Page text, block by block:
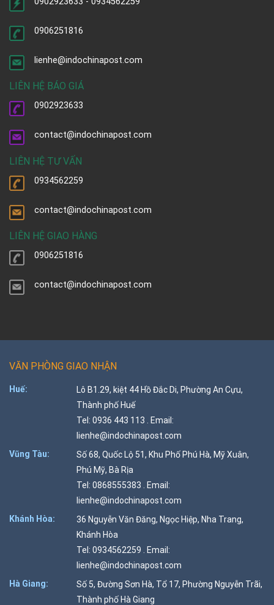
0906251816
lienhe@indochinapost.com
LIÊN HỆ BÁO GIÁ
0902923633
contact@indochinapost.com
LIÊN HỆ TƯ VẤN
0934562259
contact@indochinapost.com
LIÊN HỆ GIAO HÀNG
0906251816
contact@indochinapost.com
VĂN PHÒNG GIAO NHẬN
Huế:
Lô B1.29, kiệt 44 Hồ Đắc Di, Phường An Cựu,
Thành phố Huế
Tel: 0936 443 113 . Email:
lienhe@indochinapost.com
Vũng Tàu:
Số 68, Quốc Lộ 51, Khu Phố Phú Hà, Mỹ Xuân,
Phú Mỹ, Bà Rịa
Tel: 0868555383 . Email:
lienhe@indochinapost.com
Khánh Hòa:
36 Nguyễn Văn Đăng, Ngọc Hiệp, Nha Trang,
Khánh Hòa
Tel: 0934562259 . Email:
lienhe@indochinapost.com
Hà Giang:
Số 5, Đường Sơn Hà, Tổ 17, Phường Nguyễn Trãi,
Thành phố Hà Giang